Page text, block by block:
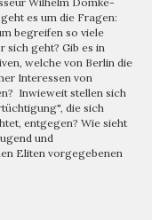
es um die Fragen:
begreifen so viele
sich geht? Gib es in
welche von Berlin die
Interessen von
Inwieweit stellen sich
die sich
entgegen? Wie sieht
und
Eliten vorgegebenen